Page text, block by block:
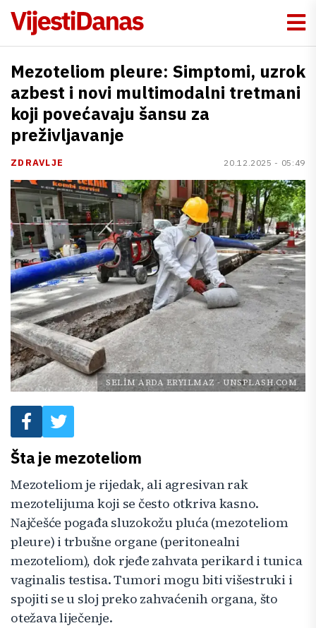
Mezoteliom pleure: Simptomi, uzrok
azbest i novi multimodalni tretmani
koji povećavaju šansu za
preživljavanje
ZDRAVLJE 20.12.2025 - 05:49
SELİM ARDA ERYILMAZ - UNSPLASH.COM
Šta je mezoteliom
Mezoteliom je rijedak, ali agresivan rak
mezotelijuma koji se često otkriva kasno.
Najčešće pogađa sluzokožu pluća (mezoteliom
pleure) i trbušne organe (peritonealni
mezoteliom), dok rjeđe zahvata perikard i tunica
vaginalis testisa. Tumori mogu biti višestruki i
spojiti se u sloj preko zahvaćenih organa, što
otežava liječenje.